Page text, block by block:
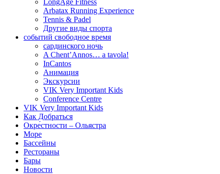
Arbatax Running Experience
Tennis & Padel
Другие виды спорта
событий свободное время
сардинского ночь
A Chent’Annos… a tavola!
InCantos
Анимация
Экскурсии
VIK Very Important Kids
Conference Centre
VIK Very Important Kids
Как Добраться
Oкре́стности – Ольястра
Море
Бассейны
Рестораны
Бары
Новости